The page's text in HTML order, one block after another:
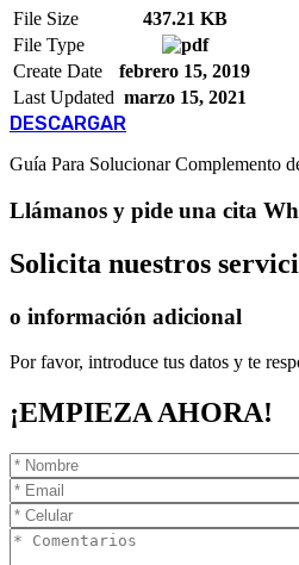
File Size
437.21 KB
File Type
Create Date
febrero 15, 2019
Last Updated marzo 15, 2021
DESCARGAR
Guía Para Solucionar Complemento
Llámanos y pide una cita
Solicita nuestros
o información adicional
Por favor, introduce tus datos y te
¡EMPIEZA AHORA!